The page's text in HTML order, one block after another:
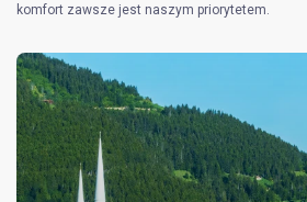
komfort zawsze jest naszym priorytetem.